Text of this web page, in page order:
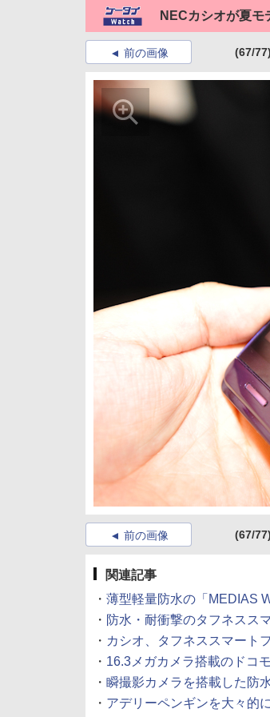
NECカシオが夏モ
前の画像 (67/77)
前の画像 (67/77)
関連記事
・ 薄型軽量防水の「MEDIAS
・ 防水・耐衝撃のタフネスス
・ カシオ、タフネススマート
・ 16.3メガカメラ搭載のドコ
・ 瞬撮影カメラを搭載した防
・ アデリーペンギンを大々的